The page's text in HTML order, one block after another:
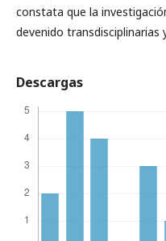
constata que la
devenido transdisciplinarias
Descargas